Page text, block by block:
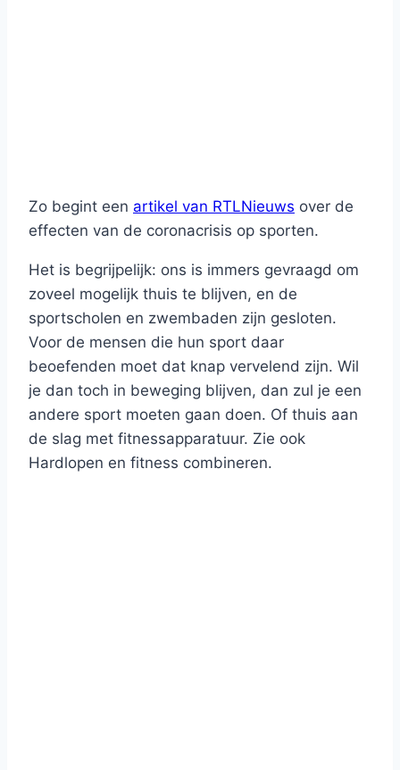
Zo begint een artikel van RTLNieuws over de
effecten van de coronacrisis op sporten.
Het is begrijpelijk: ons is immers gevraagd om
zoveel mogelijk thuis te blijven, en de
sportscholen en zwembaden zijn gesloten.
Voor de mensen die hun sport daar
beoefenden moet dat knap vervelend zijn. Wil
je dan toch in beweging blijven, dan zul je een
andere sport moeten gaan doen. Of thuis aan
de slag met fitnessapparatuur. Zie ook
Hardlopen en fitness combineren.